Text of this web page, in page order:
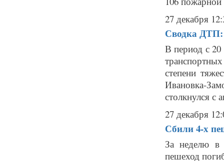
27 декабря
Сводка ДТП:
В период с 20
степени
Ивановка-
столкнулся с
27 декабря
Сбили 4-х
За неделю в
пешеход